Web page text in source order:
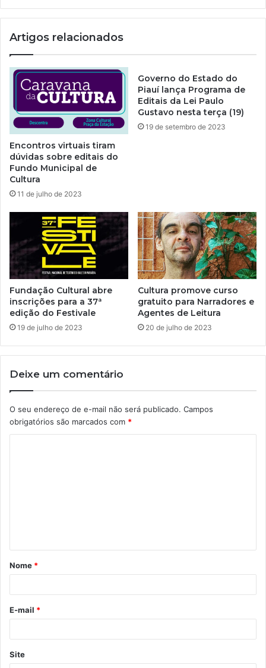
Artigos relacionados
Encontros virtuais tiram
dúvidas sobre editais do
Fundo Municipal de
Cultura
11 de julho de 2023
Governo do Estado do
Piauí lança Programa de
Editais da Lei Paulo
Gustavo nesta terça (19)
19 de setembro de 2023
Fundação Cultural abre
inscrições para a 37ª
edição do Festivale
19 de julho de 2023
Cultura promove curso
gratuito para Narradores e
Agentes de Leitura
20 de julho de 2023
Deixe um comentário
O seu endereço de e-mail não será publicado. Campos
obrigatórios são marcados com *
á
r
*
Nome *
E-mail *
Site